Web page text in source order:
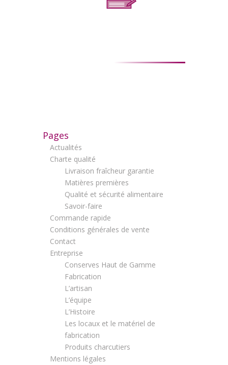
Pages
Actualités
Charte qualité
Livraison fraîcheur garantie
Matières premières
Qualité et sécurité alimentaire
Savoir-faire
Commande rapide
Conditions générales de vente
Contact
Entreprise
Conserves Haut de Gamme
Fabrication
L’artisan
L’équipe
L’Histoire
Les locaux et le matériel de
fabrication
Produits charcutiers
Mentions légales